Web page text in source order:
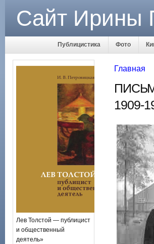
Сайт Ирины
Публицистика Фото
Лев Толстой — публицист
и общественный
деятель»
Главная
1909-